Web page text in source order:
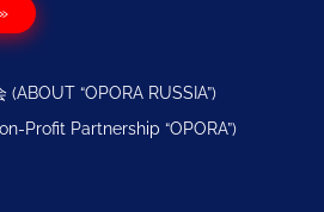
“OPORA RUSSIA”)
Profit Partnership “OPORA”)